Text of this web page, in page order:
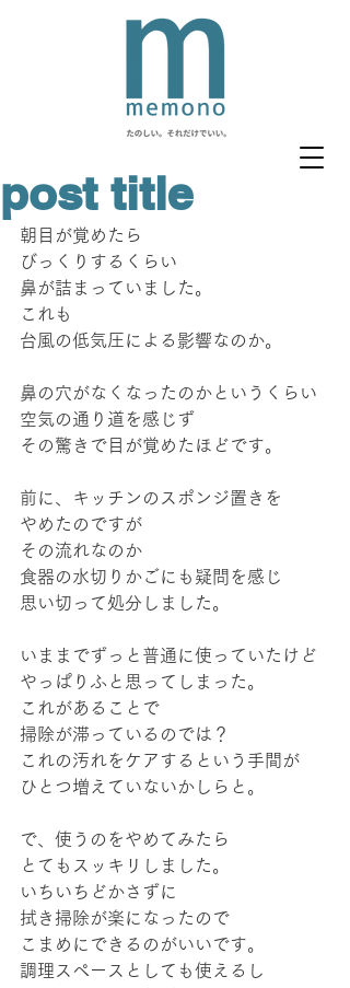
post title
朝目が覚めたら
びっくりするくらい
鼻が詰まっていました。
これも
台風の低気圧による影響なのか。
鼻の穴がなくなったのかというくらい
空気の通り道を感じず
その驚きで目が覚めたほどです。
前に、キッチンのスポンジ置きを
やめたのですが
その流れなのか
食器の水切りかごにも疑問を感じ
思い切って処分しました。
いままでずっと普通に使っていたけど
やっぱりふと思ってしまった。
これがあることで
掃除が滞っているのでは？
これの汚れをケアするという手間が
ひとつ増えていないかしらと。
で、使うのをやめてみたら
とてもスッキリしました。
いちいちどかさずに
拭き掃除が楽になったので
こまめにできるのがいいです。
調理スペースとしても使えるし